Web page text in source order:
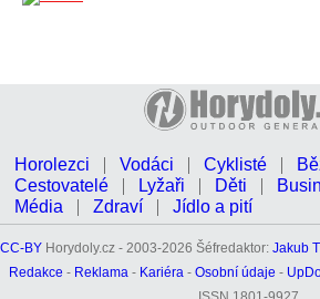
Horolezci Vodáci Cyklisté
Cestovatelé
Lyžaři Děti
Média
Zdraví Jídlo a pití
CC-BY Horydoly.cz - 2003-2026 Šéfredaktor: Jakub
Redakce - Reklama- Kariéra- Osobní údaje -